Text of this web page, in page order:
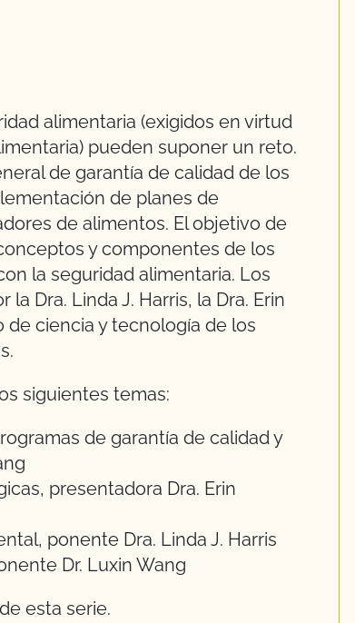
alimentaria (exigidos en virtud
pueden suponer un reto.
de garantía de calidad de los
de planes de
de alimentos. El objetivo de
y componentes de los
la seguridad alimentaria. Los
Dra. Linda J. Harris, la Dra. Erin
de ciencia y tecnología de los
siguientes temas:
de garantía de calidad y
presentadora Dra. Erin
ponente Dra. Linda J. Harris
Dr. Luxin Wang
esta serie.